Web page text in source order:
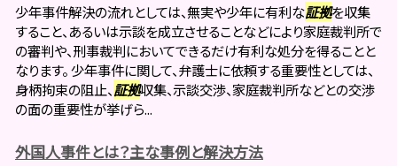
少年事件解決の流れとしては、無実や少年に有利な証拠を収集
すること、あるいは示談を成立させることなどにより家庭裁判所で
の審判や、刑事裁判においてできるだけ有利な処分を得ることと
なります。 少年事件に関して、弁護士に依頼する重要性としては、
身柄拘束の阻止、証拠収集、示談交渉、家庭裁判所などとの交渉
の面の重要性が挙げら...
外国人事件とは？主な事例と解決方法